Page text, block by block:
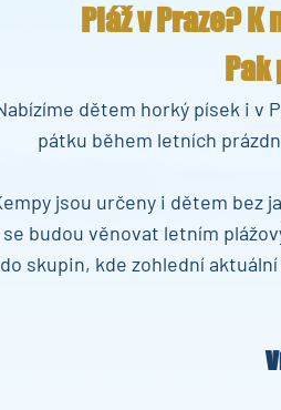
Pláž v Praze?
dětem horký písek i v
pátku během letních
jsou určeny i dětem bez
se budou věnovat letním
do skupin, kde zohlední